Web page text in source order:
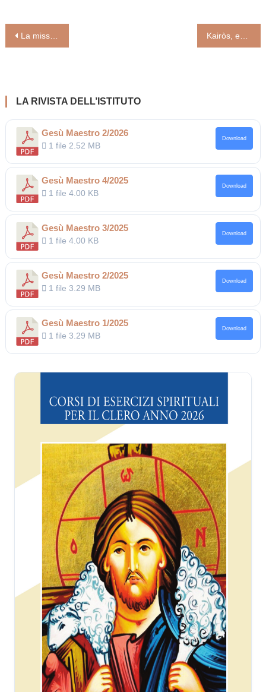
Navigazione
La missione della Chiesa è comunicare (padre Federico Lombardi)
LA RIVISTA DELL’ISTITUTO
Gesù Maestro 2/2026
1 file2.52 MB
Download
Gesù Maestro 4/2025
1 file4.00 KB
Download
Gesù Maestro 3/2025
1 file4.00 KB
Download
Gesù Maestro 2/2025
1 file3.29 MB
Download
Gesù Maestro 1/2025
1 file3.29 MB
Download